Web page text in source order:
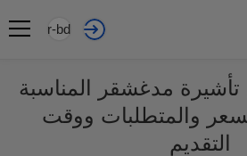
ar-bd
مدغشقر المناسبة
والمتطلبات ووقت
التقديم